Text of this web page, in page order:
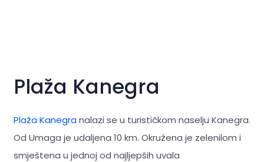
Plaža Kanegra
Plaža Kanegranalazi se u turističkom naselju Kanegra.
Od Umaga je udaljena 10 km. Okružena je zelenilom i
smještena u jednoj od najljepših uvala